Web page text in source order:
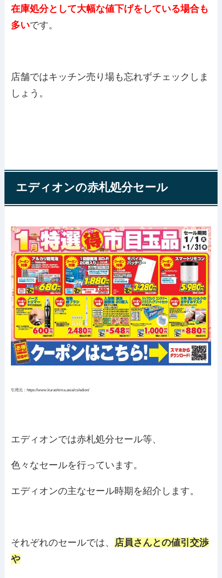
在庫処分として大幅な値下げをしている場合も
多いです。
店舗ではキッチン売り場も忘れずチェックしま
しょう。
エディオンの赤札処分セール
引用元：https://www.kurashima.asia/cs/edion/
エディオンでは赤札処分セール等、
色々なセールを行っています。
エディオンの主なセール時期を紹介します。
それぞれのセールでは、 店員さんとの値引交渉
や